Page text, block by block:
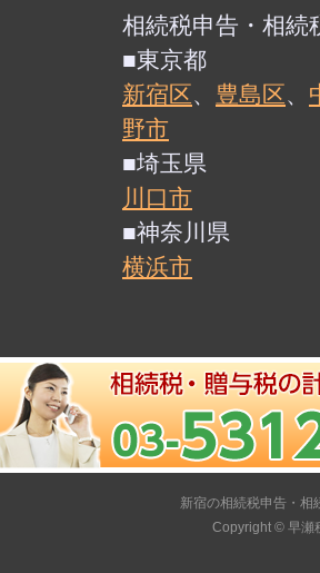
相続税申告・相
■東京都
新宿区、 豊島区、
野市
■埼玉県
川口市
■神奈川県
横浜市
新宿の相続税申告・相
Copyright © 早瀬